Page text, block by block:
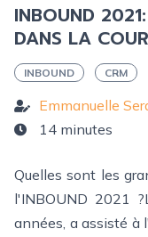
INBOUND
DANS LA
INBOUND CRM
Emmanuelle
14 minutes
Quelles sont les
l'INBOUND 2021
années, a assisté à